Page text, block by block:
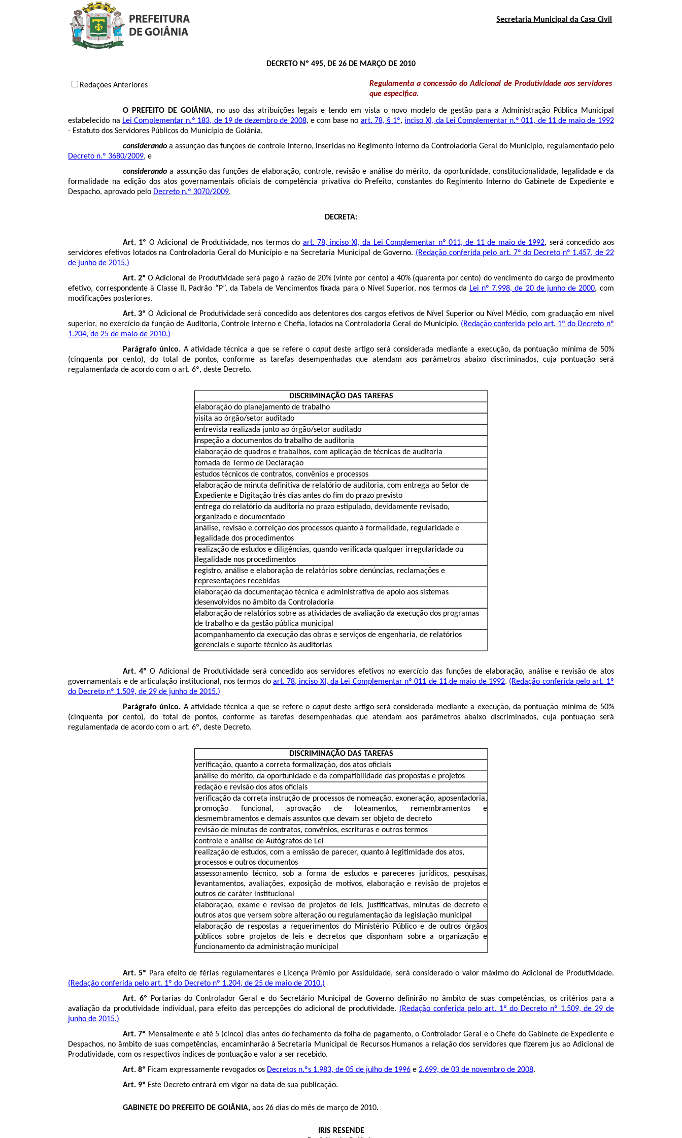
Secretaria Municipal da Casa Civil
DECRETO Nº 495, DE 26 DE MARÇO DE 2010
Redações Anteriores
Regulamenta a concessão do Adicional de Produtividade aos servidores
que especifica.
O PREFEITO DE GOIÂNIA, no uso das atribuições legais e tendo em vista o novo modelo de gestão para a Administração Pública Municipal
estabelecido na Lei Complementar n.º 183, de 19 de dezembro de 2008, e com base no art. 78, § 1º, inciso XI, da Lei Complementar n.º 011, de 11 de maio de 1992
- Estatuto dos Servidores Públicos do Município de Goiânia,
considerandoa assunção das funções de controle interno, inseridas no Regimento Interno da Controladoria Geral do Município, regulamentado pelo
Decreto n.º 3680/2009, e
considerandoa assunção das funções de elaboração, controle, revisão e análise do mérito, da oportunidade, constitucionalidade, legalidade e da
formalidade na edição dos atos governamentais oficiais de competência privativa do Prefeito, constantes do Regimento Interno do Gabinete de Expediente e
Despacho, aprovado pelo Decreto n.º 3070/2009,
DECRETA:
Art. 1º O Adicional de Produtividade, nos termos do art. 78, inciso XI, da Lei Complementar nº 011, de 11 de maio de 1992, será concedido aos
servidores efetivos lotados na Controladoria Geral do Município e na Secretaria Municipal de Governo. (Redação conferida pelo art. 7º do Decreto nº 1.457, de 22
de junho de 2015.)
Art. 2º O Adicional de Produtividade será pago à razão de 20% (vinte por cento) a 40% (quarenta por cento) do vencimento do cargo de provimento
efetivo, correspondente à Classe II, Padrão “P”, da Tabela de Vencimentos fixada para o Nível Superior, nos termos da Lei nº 7.998, de 20 de junho de 2000, com
modificações posteriores.
Art. 3º O Adicional de Produtividade será concedido aos detentores dos cargos efetivos de Nível Superior ou Nível Médio, com graduação em nível
superior, no exercício da função de Auditoria, Controle Interno e Chefia, lotados na Controladoria Geral do Município. (Redação conferida pelo art. 1º do Decreto nº
1.204, de 25 de maio de 2010.)
Parágrafo único. A atividade técnica a que se refere o caputdeste artigo será considerada mediante a execução, da pontuação mínima de 50%
(cinquenta por cento), do total de pontos, conforme as tarefas desempenhadas que atendam aos parâmetros abaixo discriminados, cuja pontuação será
regulamentada de acordo com o art. 6º, deste Decreto.
DISCRIMINAÇÃO DAS TAREFAS
elaboração do planejamento de trabalho
visita ao órgão/setor auditado
entrevista realizada junto ao órgão/setor auditado
inspeção a documentos do trabalho de auditoria
elaboração de quadros e trabalhos, com aplicação de técnicas de auditoria
tomada de Termo de Declaração
estudos técnicos de contratos, convênios e processos
elaboração de minuta definitiva de relatório de auditoria, com entrega ao Setor de
Expediente e Digitação três dias antes do fim do prazo previsto
entrega do relatório da auditoria no prazo estipulado, devidamente revisado,
organizado e documentado
análise, revisão e correição dos processos quanto à formalidade, regularidade e
legalidade dos procedimentos
realização de estudos e diligências, quando verificada qualquer irregularidade ou
ilegalidade nos procedimentos
registro, análise e elaboração de relatórios sobre denúncias, reclamações e
representações recebidas
elaboração da documentação técnica e administrativa de apoio aos sistemas
desenvolvidos no âmbito da Controladoria
elaboração de relatórios sobre as atividades de avaliação da execução dos programas
de trabalho e da gestão pública municipal
acompanhamento da execução das obras e serviços de engenharia, de relatórios
gerenciais e suporte técnico às auditorias
Art. 4º O Adicional de Produtividade será concedido aos servidores efetivos no exercício das funções de elaboração, análise e revisão de atos
governamentais e de articulação institucional, nos termos do art. 78, inciso XI, da Lei Complementar nº 011 de 11 de maio de 1992. (Redação conferida pelo art. 1º
do Decreto nº 1.509, de 29 de junho de 2015.)
Parágrafo único. A atividade técnica a que se refere o caputdeste artigo será considerada mediante a execução, da pontuação mínima de 50%
(cinquenta por cento), do total de pontos, conforme as tarefas desempenhadas que atendam aos parâmetros abaixo discriminados, cuja pontuação será
regulamentada de acordo com o art. 6º, deste Decreto.
DISCRIMINAÇÃO DAS TAREFAS
verificação, quanto a correta formalização, dos atos oficiais
análise do mérito, da oportunidade e da compatibilidade das propostas e projetos
redação e revisão dos atos oficiais
verificação da correta instrução de processos de nomeação, exoneração, aposentadoria,
promoção funcional, aprovação de loteamentos, remembramentos e
desmembramentos e demais assuntos que devam ser objeto de decreto
revisão de minutas de contratos, convênios, escrituras e outros termos
controle e análise de Autógrafos de Lei
realização de estudos, com a emissão de parecer, quanto à legitimidade dos atos,
processos e outros documentos
assessoramento técnico, sob a forma de estudos e pareceres jurídicos, pesquisas,
levantamentos, avaliações, exposição de motivos, elaboração e revisão de projetos e
outros de caráter institucional
elaboração, exame e revisão de projetos de leis, justificativas, minutas de decreto e
outros atos que versem sobre alteração ou regulamentação da legislação municipal
elaboração de respostas a requerimentos do Ministério Público e de outros órgãos
públicos sobre projetos de leis e decretos que disponham sobre a organização e
funcionamento da administração municipal
Art. 5º Para efeito de férias regulamentares e Licença Prêmio por Assiduidade, será considerado o valor máximo do Adicional de Produtividade.
(Redação conferida pelo art. 1º do Decreto nº 1.204, de 25 de maio de 2010.)
Art. 6º Portarias do Controlador Geral e do Secretário Municipal de Governo definirão no âmbito de suas competências, os critérios para a
avaliação da produtividade individual, para efeito das percepções do adicional de produtividade. (Redação conferida pelo art. 1º do Decreto nº 1.509, de 29 de
junho de 2015.)
Art. 7º Mensalmente e até 5 (cinco) dias antes do fechamento da folha de pagamento, o Controlador Geral e o Chefe do Gabinete de Expediente e
Despachos, no âmbito de suas competências, encaminharão à Secretaria Municipal de Recursos Humanos a relação dos servidores que fizerem jus ao Adicional de
Produtividade, com os respectivos índices de pontuação e valor a ser recebido.
Art. 8º Ficam expressamente revogados os Decretos n.ºs 1.983, de 05 de julho de 1996e 2.699, de 03 de novembro de 2008.
Art. 9º Este Decreto entrará em vigor na data de sua publicação.
GABINETE DO PREFEITO DE GOIÂNIA,aos 26 dias do mês de março de 2010.
IRIS RESENDE